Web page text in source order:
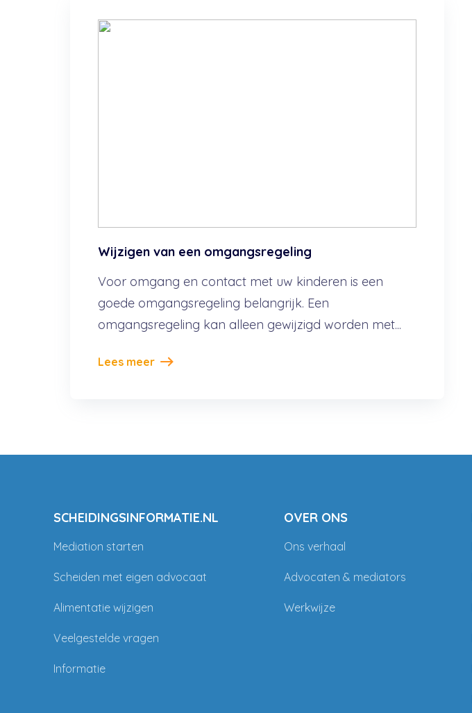
Wijzigen van een omgangsregeling
Voor omgang en contact met uw kinderen is een
goede omgangsregeling belangrijk. Een
omgangsregeling kan alleen gewijzigd worden met...
Lees meer
SCHEIDINGSINFORMATIE.NL
Mediation starten
Scheiden met eigen advocaat
Alimentatie wijzigen
Veelgestelde vragen
Informatie
OVER ONS
Ons verhaal
Advocaten & mediators
Werkwijze